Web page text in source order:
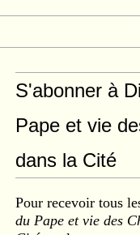
S'abonner à
Pape et vie
dans la Cité
Pour recevoir tous
du Pape et vie des